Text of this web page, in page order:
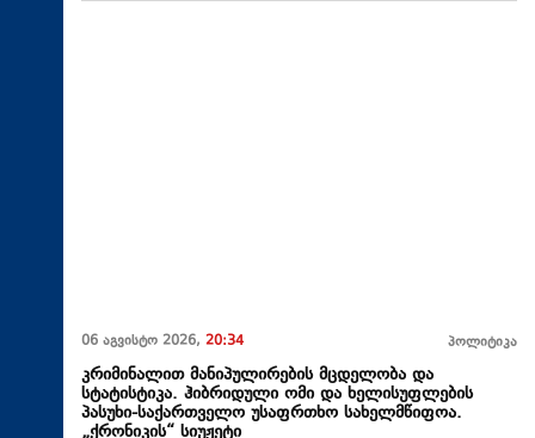
06 აგვისტო 2026, 20:34 პოლიტიკა
კრიმინალით მანიპულირების მცდელობა და
სტატისტიკა. ჰიბრიდული ომი და ხელისუფლების
პასუხი-საქართველო უსაფრთხო სახელმწიფოა.
„ქრონიკის“ სიუჟეტი